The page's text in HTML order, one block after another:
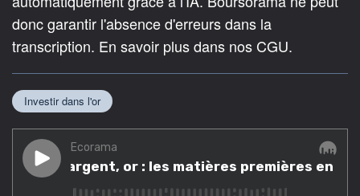
donc garantir l'absence d'erreurs dans la
transcription. En savoir plus dans nos CGU.
Investir dans l'or